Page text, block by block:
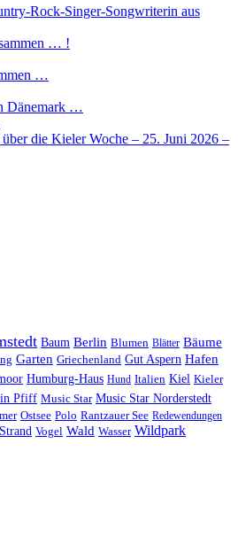
Rock-Singer-Songwriterin aus
… !
…
Dänemark …
die Kieler Woche – 25. Juni 2026 –
Baum Berlin Blumen Blätter Bäume
Garten Griechenland Gut Aspern Hafen
Humburg-Haus Hund Italien Kiel Kieler
Pfiff Music Star Music Star Norderstedt
Ostsee Polo Rantzauer See Redewendungen
Strand Vogel Wald Wasser Wildpark